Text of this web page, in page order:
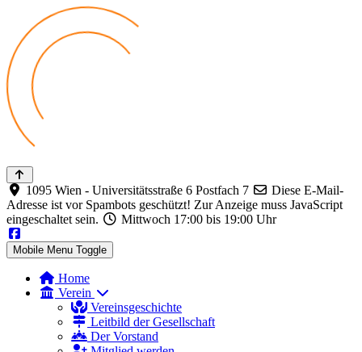
1095 Wien - Universitätsstraße 6 Postfach 7
Diese E-Mail-
Adresse ist vor Spambots geschützt! Zur Anzeige muss JavaScript
eingeschaltet sein.
Mittwoch 17:00 bis 19:00 Uhr
Mobile Menu Toggle
Home
Verein
Vereinsgeschichte
Leitbild der Gesellschaft
Der Vorstand